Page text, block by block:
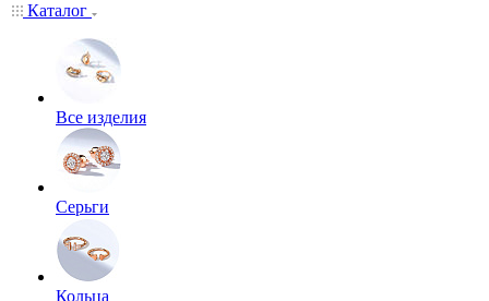
Каталог
Все изделия
Серьги
Кольца